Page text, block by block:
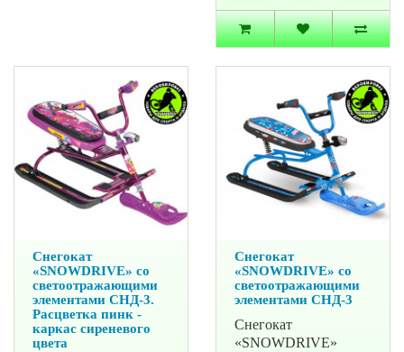
Снегокат
«SNOWDRIVE» со
светоотражающими
элементами СНД-3.
Расцветка пинк -
каркас сиреневого
цвета
Снегокат
«SNOWDRIVE» со
светоотражающими
элементами СНД-3
Снегокат
«SNOWDRIVE»